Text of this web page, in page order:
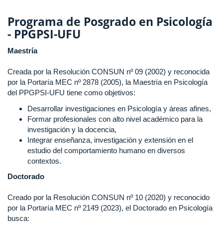
Programa de Posgrado en Psicología
- PPGPSI-UFU
Maestría
Creada por la Resolución CONSUN nº 09 (2002) y reconocida
por la Portaría MEC nº 2878 (2005), la Maestría en Psicología
del PPGPSI-UFU tiene como objetivos:
Desarrollar investigaciones en Psicología y áreas afines,
Formar profesionales con alto nivel académico para la
investigación y la docencia,
Integrar enseñanza, investigación y extensión en el
estudio del comportamiento humano en diversos
contextos.
Doctorado
Creado por la Resolución CONSUN nº 10 (2020) y reconocido
por la Portaría MEC nº 2149 (2023), el Doctorado en Psicología
busca: